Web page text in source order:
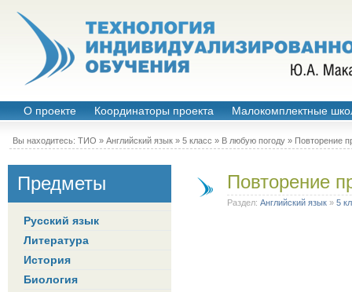
О проекте Координаторы проекта Малокомплектные
Вы находитесь: ТИО » Английский язык » 5 класс » В любую погоду » Повторение
Предметы
Русский язык
Литература
История
Биология
Повторение
Раздел: Английский язык » 5